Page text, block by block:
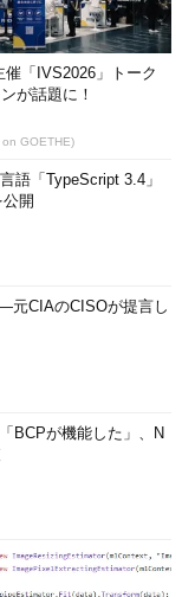
催「IVS2026」トーク
が話題に！
on GOETHE)
語「TypeScript 3.4」
開
CIAのCISOが提言し
BCPが機能した」、N